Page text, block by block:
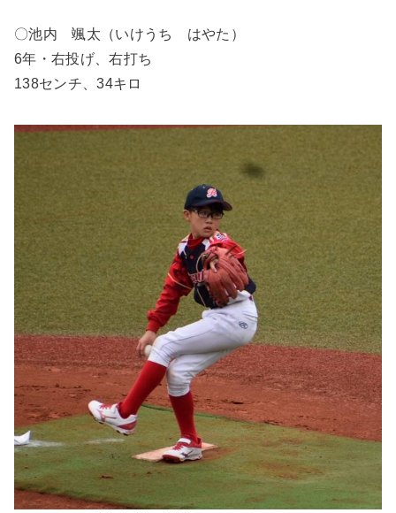
〇池内 颯太（いけうち はやた）
6年・右投げ、右打ち
138センチ、34キロ